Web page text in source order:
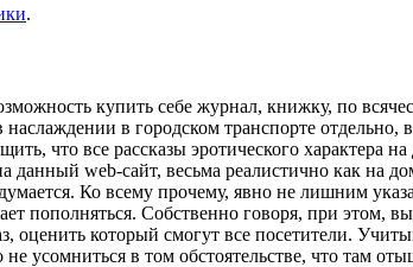
.
купить себе журнал, книжку, по
в городском транспорте
что все рассказы эротического характера
данный web-сайт, весьма реалистично как
Ко всему прочему, явно не лишним
пополняться. Собственно говоря, при этом,
оценить который смогут все посетители.
усомниться в том обстоятельстве, что там